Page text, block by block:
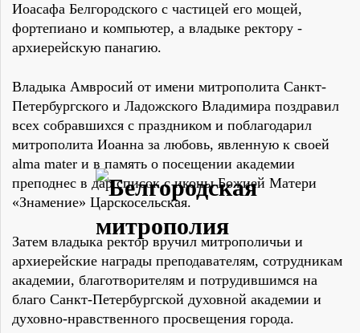
Иоасафа Белгородского с частицей его мощей,
фортепиано и компьютер, а владыке ректору -
архиерейскую панагию.
Владыка Амвросий от имени митрополита Санкт-
Петербургского и Ладожского Владимира поздравил
всех собравшихся с праздником и поблагодарил
митрополита Иоанна за любовь, явленную к своей
alma mater и в память о посещении академии
преподнес в дар список с иконы Божией Матери
«Знамение» Царскосельская.
Затем владыка ректор вручил митрополичьи и
архиерейские награды преподавателям, сотрудникам
академии, благотворителям и потрудившимся на
благо Санкт-Петербургской духовной академии и
духовно-нравственного просвещения города.